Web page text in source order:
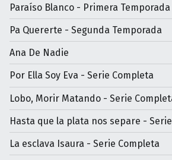
Paraíso Blanco - Primera Temporada
Pa Quererte - Segunda Temporada
Ana De Nadie
Por Ella Soy Eva - Serie Completa
Lobo, Morir Matando - Serie
Hasta que la plata nos separe -
La esclava Isaura - Serie Completa